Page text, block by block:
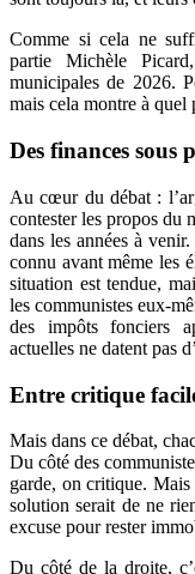
Comme si cela ne
partie Michèle
municipales de 2026.
mais cela montre à
Des finances sous
Au cœur du débat :
contester les propos du
dans les années à
connu avant même les
situation est tendue,
les communistes eux-
des impôts fonciers
actuelles ne datent pas
Entre critique
Mais dans ce débat,
Du côté des
garde, on critique. Mais
solution serait de ne
excuse pour rester
Du côté de la droite,